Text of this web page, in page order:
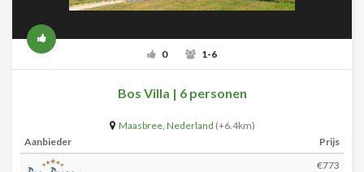
0 1-6
Bos Villa | 6 personen
Maasbree, Nederland (+6.4km)
Aanbieder
Prijs
€773